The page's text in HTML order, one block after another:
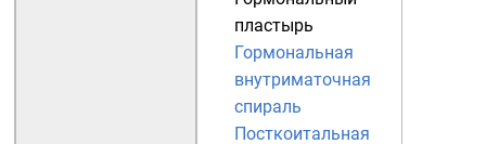
пластырь
Гормональная
внутриматочная
спираль
Посткоитальная